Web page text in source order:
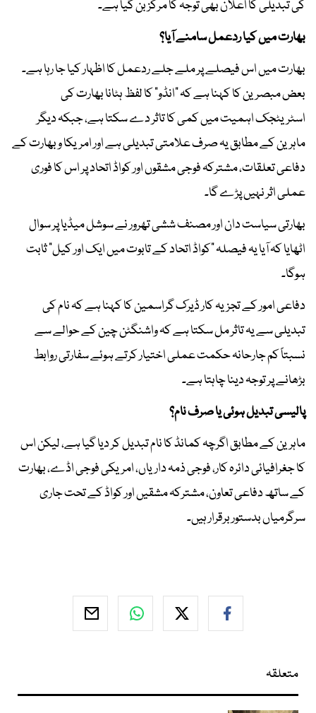
کی تبدیلی کا اعلان بھی توجہ کا مرکز بن گیا ہے۔
بھارت میں کیا ردعمل سامنے آیا؟
بھارت میں اس فیصلے پر ملے جلے ردعمل کا اظہار کیا جا رہا ہے۔
بعض مبصرین کا کہنا ہے کہ "انڈو" کا لفظ ہٹانا بھارت کی
اسٹریٹجک اہمیت میں کمی کا تاثر دے سکتا ہے، جبکہ دیگر
ماہرین کے مطابق یہ صرف علامتی تبدیلی ہے اور امریکا و بھارت کے
دفاعی تعلقات، مشترکہ فوجی مشقوں اور کواڈ اتحاد پر اس کا فوری
عملی اثر نہیں پڑے گا۔
بھارتی سیاست دان اور مصنف ششی تھرور نے سوشل میڈیا پر سوال
اٹھایا کہ آیا یہ فیصلہ "کواڈ اتحاد کے تابوت میں ایک اور کیل" ثابت
ہوگا۔
دفاعی امور کے تجزیہ کار ڈیرک گراسمین کا کہنا ہے کہ نام کی
تبدیلی سے یہ تاثر مل سکتا ہے کہ واشنگٹن چین کے حوالے سے
نسبتاً کم جارحانہ حکمت عملی اختیار کرتے ہوئے سفارتی روابط
بڑھانے پر توجہ دینا چاہتا ہے۔
پالیسی تبدیل ہوئی یا صرف نام؟
ماہرین کے مطابق اگرچہ کمانڈ کا نام تبدیل کر دیا گیا ہے، لیکن اس
کا جغرافیائی دائرہ کار، فوجی ذمہ داریاں، امریکی فوجی اڈے، بھارت
کے ساتھ دفاعی تعاون، مشترکہ مشقیں اور کواڈ کے تحت جاری
سرگرمیاں بدستور برقرار ہیں۔
متعلقہ